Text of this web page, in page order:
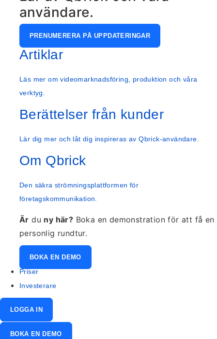
användare.
PRENUMERERA PÅ UPPDATERINGAR
Artiklar
Läs mer om videomarknadsföring, produktion och våra
verktyg.
Berättelser från kunder
Lär dig mer och låt dig inspireras av Qbrick-användare.
Om Qbrick
Den säkra strömningsplattformen för
företagskommunikation.
Är du ny här? Boka en demonstration för att få en
personlig rundtur.
BOKA EN DEMO
Priser
Investerare
LOGGA IN
BOKA EN DEMO